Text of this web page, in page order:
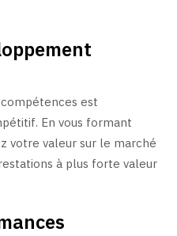
est
En vous formant
votre valeur sur le marché
à plus forte valeur